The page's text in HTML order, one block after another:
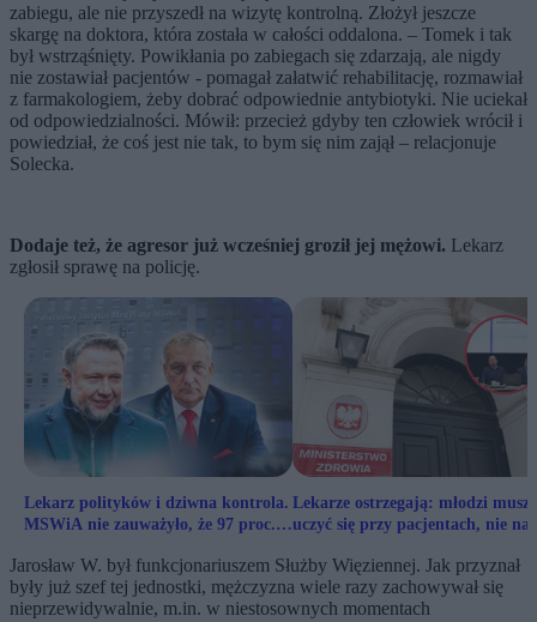
zabiegu, ale nie przyszedł na wizytę kontrolną. Złożył jeszcze
skargę na doktora, która została w całości oddalona. – Tomek i tak
był wstrząśnięty. Powikłania po zabiegach się zdarzają, ale nigdy
nie zostawiał pacjentów - pomagał załatwić rehabilitację, rozmawiał
z farmakologiem, żeby dobrać odpowiednie antybiotyki. Nie uciekał
od odpowiedzialności. Mówił: przecież gdyby ten człowiek wrócił i
powiedział, że coś jest nie tak, to bym się nim zajął – relacjonuje
Solecka.
Dodaje też, że agresor już wcześniej groził jej mężowi. Lekarz
zgłosił sprawę na policję.
Lekarz polityków i dziwna kontrola.
MSWiA nie zauważyło, że 97 proc.
Lekarze ostrzegają: młodzi muszą
uczyć się przy pacjentach, nie na
Jarosław W. był funkcjonariuszem Służby Więziennej. Jak przyznał
były już szef tej jednostki, mężczyzna wiele razy zachowywał się
nieprzewidywalnie, m.in. w niestosownych momentach